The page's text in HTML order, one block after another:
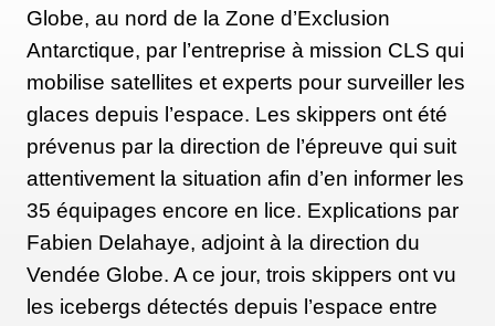
Globe, au nord de la Zone d’Exclusion
Antarctique, par l’entreprise à mission CLS qui
mobilise satellites et experts pour surveiller les
glaces depuis l’espace. Les skippers ont été
prévenus par la direction de l’épreuve qui suit
attentivement la situation afin d’en informer les
35 équipages encore en lice. Explications par
Fabien Delahaye, adjoint à la direction du
Vendée Globe. A ce jour, trois skippers ont vu
les icebergs détectés depuis l’espace entre